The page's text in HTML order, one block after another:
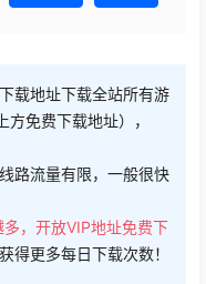
载地址下载全站所有游
免费下载地址），
路流量有限，一般很快
多，开放VIP地址免费下
得更多每日下载次数！